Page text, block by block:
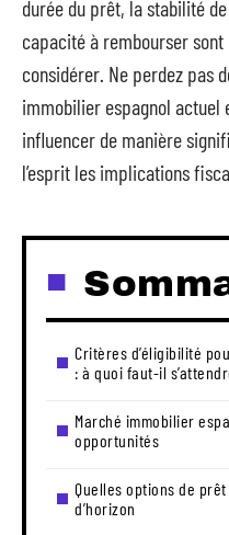
durée du prêt, la stabilité
capacité à rembourser
considérer. Ne perdez pas
immobilier espagnol
influencer de manière
l’esprit les implications
Critères d’éligibilité
: à quoi faut-il
Marché immobilier
opportunités
Quelles options de
d’horizon